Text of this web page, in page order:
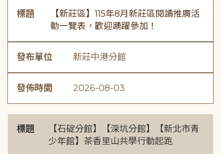
標題
【新莊區】115年8月新莊區閱讀推廣活
動一覽表，歡迎踴躍參加！
發布單位 新莊中港分館
發佈時間 2026-08-03
標題
【石碇分館】【深坑分館】【新北市青
少年館】茶香里山共學行動起跑